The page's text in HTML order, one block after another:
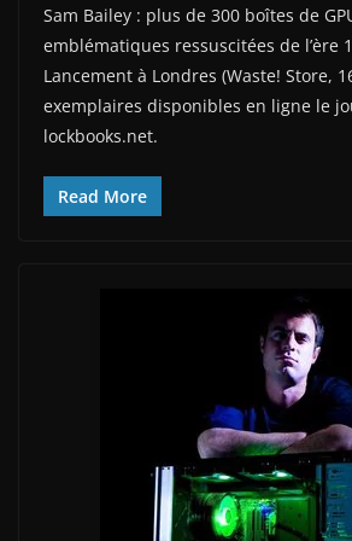
Sam Bailey : plus de 300 boîtes de
emblématiques ressuscitées de l’ère
Lancement à Londres (Waste! Store,
exemplaires disponibles en ligne le
lockbooks.net.
Read More